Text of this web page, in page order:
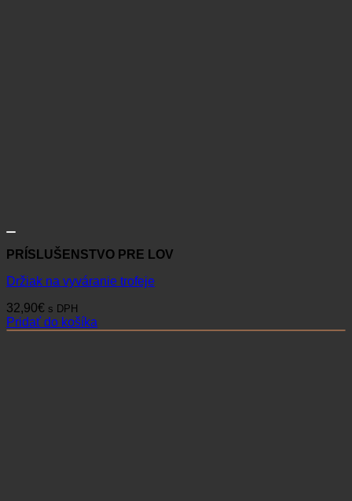
PRÍSLUŠENSTVO PRE LOV
Držiak na vyváranie trofeje
32,90€ s DPH
Pridať do košíka